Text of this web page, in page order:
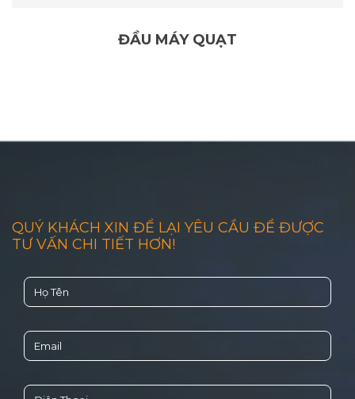
ĐẦU MÁY QUẠT
QUÝ KHÁCH XIN ĐỂ LẠI YÊU CẦU ĐỂ ĐƯỢC
TƯ VẤN CHI TIẾT HƠN!